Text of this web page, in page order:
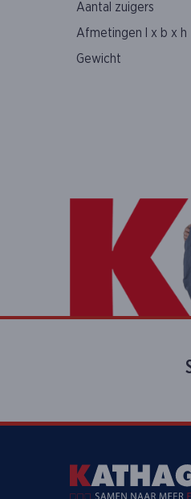
Aantal zuigers
Afmetingen l x b x h
Gewicht